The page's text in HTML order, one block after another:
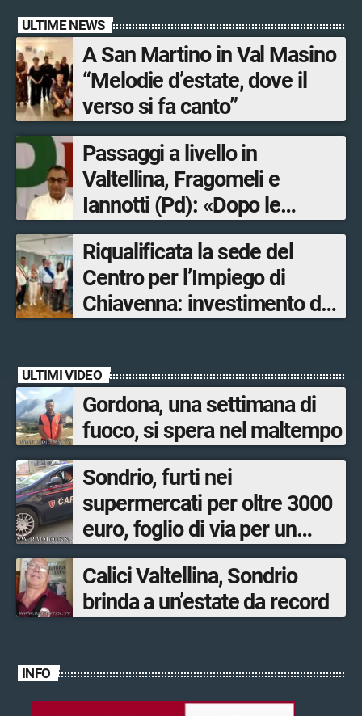
ULTIME NEWS
A San Martino in Val Masino
“Melodie d’estate, dove il
verso si fa canto”
Passaggi a livello in
Valtellina, Fragomeli e
Iannotti (Pd): «Dopo le
Olimpiadi solo un terzo delle
opere sostitutive sarà
ultimato entro il 2026»
Riqualificata la sede del
Centro per l’Impiego di
Chiavenna: investimento da
ULTIMI VIDEO
Gordona, una settimana di
fuoco, si spera nel maltempo
Sondrio, furti nei
supermercati per oltre 3000
euro, foglio di via per un
ventinovenne
Calici Valtellina, Sondrio
brinda a un’estate da record
INFO